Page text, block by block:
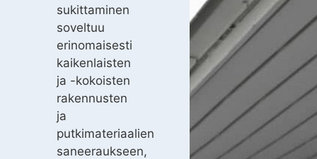
sukittaminen
soveltuu
erinomaisesti
kaikenlaisten
ja -kokoisten
rakennusten
ja
putkimateriaalien
saneeraukseen,